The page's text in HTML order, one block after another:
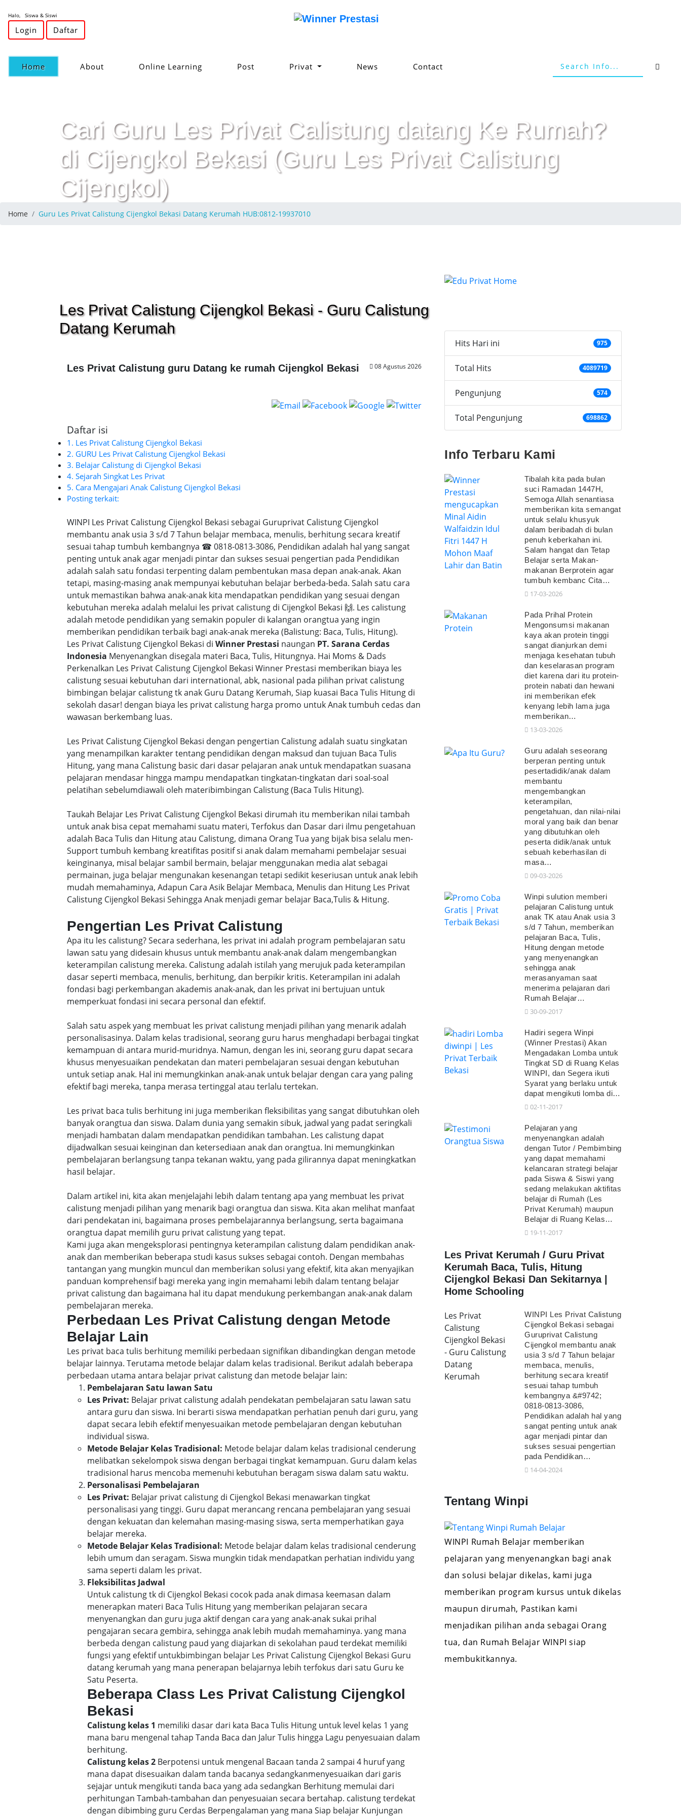
Halo, Siswa & Siswi
Login Daftar
Home(current) About Online Learning Post Privat News Contact
Cari Guru Les Privat Calistung datang Ke Rumah?
di Cijengkol Bekasi (Guru Les Privat Calistung
Cijengkol)
Home Guru Les Privat Calistung Cijengkol Bekasi Datang Kerumah HUB:0812-19937010
Les Privat Calistung Cijengkol Bekasi - Guru Calistung
Datang Kerumah
08 Agustus 2026
Les Privat Calistung guru Datang ke rumah Cijengkol Bekasi
Daftar isi
1. Les Privat Calistung Cijengkol Bekasi
2. GURU Les Privat Calistung Cijengkol Bekasi
3. Belajar Calistung di Cijengkol Bekasi
4. Sejarah Singkat Les Privat
5. Cara Mengajari Anak Calistung Cijengkol Bekasi
Posting terkait:
WINPI Les Privat Calistung Cijengkol Bekasi sebagai Guruprivat Calistung Cijengkol
membantu anak usia 3 s/d 7 Tahun belajar membaca, menulis, berhitung secara kreatif
sesuai tahap tumbuh kembangnya ☎ 0818-0813-3086, Pendidikan adalah hal yang sangat
penting untuk anak agar menjadi pintar dan sukses sesuai pengertian pada Pendidikan
adalah salah satu fondasi terpenting dalam pembentukan masa depan anak-anak. Akan
tetapi, masing-masing anak mempunyai kebutuhan belajar berbeda-beda. Salah satu cara
untuk memastikan bahwa anak-anak kita mendapatkan pendidikan yang sesuai dengan
kebutuhan mereka adalah melalui les privat calistung di Cijengkol Bekasi 🙌. Les calistung
adalah metode pendidikan yang semakin populer di kalangan orangtua yang ingin
memberikan pendidikan terbaik bagi anak-anak mereka (Balistung: Baca, Tulis, Hitung).
Les Privat Calistung Cijengkol Bekasi di Winner Prestasi naungan PT. Sarana Cerdas
Indonesia Menyenangkan disegala materi Baca, Tulis, Hitungnya. Hai Moms & Dads
Perkenalkan Les Privat Calistung Cijengkol Bekasi Winner Prestasi memberikan biaya les
calistung sesuai kebutuhan dari international, abk, nasional pada pilihan privat calistung
bimbingan belajar calistung tk anak Guru Datang Kerumah, Siap kuasai Baca Tulis Hitung di
sekolah dasar! dengan biaya les privat calistung harga promo untuk Anak tumbuh cedas dan
wawasan berkembang luas.
Les Privat Calistung Cijengkol Bekasi dengan pengertian Calistung adalah suatu singkatan
yang menampilkan karakter tentang pendidikan dengan maksud dan tujuan Baca Tulis
Hitung, yang mana Calistung basic dari dasar pelajaran anak untuk mendapatkan suasana
pelajaran mendasar hingga mampu mendapatkan tingkatan-tingkatan dari soal-soal
pelatihan sebelumdiawali oleh materibimbingan Calistung (Baca Tulis Hitung).
Taukah Belajar Les Privat Calistung Cijengkol Bekasi dirumah itu memberikan nilai tambah
untuk anak bisa cepat memahami suatu materi, Terfokus dan Dasar dari ilmu pengetahuan
adalah Baca Tulis dan Hitung atau Calistung, dimana Orang Tua yang bijak bisa selalu men-
Support tumbuh kembang kreatifitas positif si anak dalam memahami pembelajar sesuai
keinginanya, misal belajar sambil bermain, belajar menggunakan media alat sebagai
permainan, juga belajar mengunakan kesenangan tetapi sedikit keseriusan untuk anak lebih
mudah memahaminya, Adapun Cara Asik Belajar Membaca, Menulis dan Hitung Les Privat
Calistung Cijengkol Bekasi Sehingga Anak menjadi gemar belajar Baca,Tulis & Hitung.
Pengertian Les Privat Calistung
Apa itu les calistung? Secara sederhana, les privat ini adalah program pembelajaran satu
lawan satu yang didesain khusus untuk membantu anak-anak dalam mengembangkan
keterampilan calistung mereka. Calistung adalah istilah yang merujuk pada keterampilan
dasar seperti membaca, menulis, berhitung, dan berpikir kritis. Keterampilan ini adalah
fondasi bagi perkembangan akademis anak-anak, dan les privat ini bertujuan untuk
memperkuat fondasi ini secara personal dan efektif.
Salah satu aspek yang membuat les privat calistung menjadi pilihan yang menarik adalah
personalisasinya. Dalam kelas tradisional, seorang guru harus menghadapi berbagai tingkat
kemampuan di antara murid-muridnya. Namun, dengan les ini, seorang guru dapat secara
khusus menyesuaikan pendekatan dan materi pembelajaran sesuai dengan kebutuhan
untuk setiap anak. Hal ini memungkinkan anak-anak untuk belajar dengan cara yang paling
efektif bagi mereka, tanpa merasa tertinggal atau terlalu tertekan.
Les privat baca tulis berhitung ini juga memberikan fleksibilitas yang sangat dibutuhkan oleh
banyak orangtua dan siswa. Dalam dunia yang semakin sibuk, jadwal yang padat seringkali
menjadi hambatan dalam mendapatkan pendidikan tambahan. Les calistung dapat
dijadwalkan sesuai keinginan dan ketersediaan anak dan orangtua. Ini memungkinkan
pembelajaran berlangsung tanpa tekanan waktu, yang pada gilirannya dapat meningkatkan
hasil belajar.
Dalam artikel ini, kita akan menjelajahi lebih dalam tentang apa yang membuat les privat
calistung menjadi pilihan yang menarik bagi orangtua dan siswa. Kita akan melihat manfaat
dari pendekatan ini, bagaimana proses pembelajarannya berlangsung, serta bagaimana
orangtua dapat memilih guru privat calistung yang tepat.
Kami juga akan mengeksplorasi pentingnya keterampilan calistung dalam pendidikan anak-
anak dan memberikan beberapa studi kasus sukses sebagai contoh. Dengan membahas
tantangan yang mungkin muncul dan memberikan solusi yang efektif, kita akan menyajikan
panduan komprehensif bagi mereka yang ingin memahami lebih dalam tentang belajar
privat calistung dan bagaimana hal itu dapat mendukung perkembangan anak-anak dalam
pembelajaran mereka.
Perbedaan Les Privat Calistung dengan Metode
Belajar Lain
Les privat baca tulis berhitung memiliki perbedaan signifikan dibandingkan dengan metode
belajar lainnya. Terutama metode belajar dalam kelas tradisional. Berikut adalah beberapa
perbedaan utama antara belajar privat calistung dan metode belajar lain:
Pembelajaran Satu lawan Satu
Les Privat: Belajar privat calistung adalah pendekatan pembelajaran satu lawan satu
antara guru dan siswa. Ini berarti siswa mendapatkan perhatian penuh dari guru, yang
dapat secara lebih efektif menyesuaikan metode pembelajaran dengan kebutuhan
individual siswa.
Metode Belajar Kelas Tradisional: Metode belajar dalam kelas tradisional cenderung
melibatkan sekelompok siswa dengan berbagai tingkat kemampuan. Guru dalam kelas
tradisional harus mencoba memenuhi kebutuhan beragam siswa dalam satu waktu.
Personalisasi Pembelajaran
Les Privat: Belajar privat calistung di Cijengkol Bekasi menawarkan tingkat
personalisasi yang tinggi. Guru dapat merancang rencana pembelajaran yang sesuai
dengan kekuatan dan kelemahan masing-masing siswa, serta memperhatikan gaya
belajar mereka.
Metode Belajar Kelas Tradisional: Metode belajar dalam kelas tradisional cenderung
lebih umum dan seragam. Siswa mungkin tidak mendapatkan perhatian individu yang
sama seperti dalam les privat.
Fleksibilitas Jadwal
Untuk calistung tk di Cijengkol Bekasi cocok pada anak dimasa keemasan dalam
menerapkan materi Baca Tulis Hitung yang memberikan pelajaran secara
menyenangkan dan guru juga aktif dengan cara yang anak-anak sukai prihal
pengajaran secara gembira, sehingga anak lebih mudah memahaminya. yang mana
berbeda dengan calistung paud yang diajarkan di sekolahan paud terdekat memiliki
fungsi yang efektif untukbimbingan belajar Les Privat Calistung Cijengkol Bekasi Guru
datang kerumah yang mana penerapan belajarnya lebih terfokus dari satu Guru ke
Satu Peserta.
Beberapa Class Les Privat Calistung Cijengkol
Bekasi
Calistung kelas 1 memiliki dasar dari kata Baca Tulis Hitung untuk level kelas 1 yang
mana baru mengenal tahap Tanda Baca dan Jalur Tulis hingga Lagu penyesuaian dalam
berhitung.
Calistung kelas 2 Berpotensi untuk mengenal Bacaan tanda 2 sampai 4 huruf yang
mana dapat disesuaikan dalam tanda bacanya sedangkanmenyesuaikan dari garis
sejajar untuk mengikuti tanda baca yang ada sedangkan Berhitung memulai dari
perhitungan Tambah-tambahan dan penyesuaian secara bertahap. calistung terdekat
dengan dibimbing guru Cerdas Berpengalaman yang mana Siap belajar Kunjungan
Hits Hari ini 975
Total Hits 4089719
Pengunjung 574
Total Pengunjung 698862
Info Terbaru Kami
Tibalah kita pada bulan
suci Ramadan 1447H,
Semoga Allah senantiasa
memberikan kita semangat
untuk selalu khusyuk
dalam beribadah di bulan
penuh keberkahan ini.
Salam hangat dan Tetap
Belajar serta Makan-
makanan Berprotein agar
tumbuh kembanc Cita…
17-03-2026
Pada Prihal Protein
Mengonsumsi makanan
kaya akan protein tinggi
sangat dianjurkan demi
menjaga kesehatan tubuh
dan keselarasan program
diet karena dari itu protein-
protein nabati dan hewani
ini memberikan efek
kenyang lebih lama juga
memberikan…
13-03-2026
Guru adalah seseorang
berperan penting untuk
pesertadidik/anak dalam
membantu
mengembangkan
keterampilan,
pengetahuan, dan nilai-nilai
moral yang baik dan benar
yang dibutuhkan oleh
peserta didik/anak untuk
sebuah keberhasilan di
masa…
09-03-2026
Winpi sulution memberi
pelajaran Calistung untuk
anak TK atau Anak usia 3
s/d 7 Tahun, memberikan
pelajaran Baca, Tulis,
Hitung dengan metode
yang menyenangkan
sehingga anak
merasanyaman saat
menerima pelajaran dari
Rumah Belajar…
30-09-2017
Hadiri segera Winpi
(Winner Prestasi) Akan
Mengadakan Lomba untuk
Tingkat SD di Ruang Kelas
WINPI, dan Segera ikuti
Syarat yang berlaku untuk
dapat mengikuti lomba di…
02-11-2017
Pelajaran yang
menyenangkan adalah
dengan Tutor / Pembimbing
yang dapat memahami
kelancaran strategi belajar
pada Siswa & Siswi yang
sedang melakukan aktifitas
belajar di Rumah (Les
Privat Kerumah) maupun
Belajar di Ruang Kelas…
19-11-2017
Les Privat Kerumah / Guru Privat
Kerumah Baca, Tulis, Hitung
Cijengkol Bekasi Dan Sekitarnya |
Home Schooling
Les Privat
Calistung
Cijengkol Bekasi
- Guru Calistung
Datang
Kerumah
WINPI Les Privat Calistung
Cijengkol Bekasi sebagai
Guruprivat Calistung
Cijengkol membantu anak
usia 3 s/d 7 Tahun belajar
membaca, menulis,
berhitung secara kreatif
sesuai tahap tumbuh
kembangnya &#9742;
0818-0813-3086,
Pendidikan adalah hal yang
sangat penting untuk anak
agar menjadi pintar dan
sukses sesuai pengertian
pada Pendidikan…
14-04-2024
Tentang Winpi
WINPI Rumah Belajar memberikan
pelajaran yang menyenangkan bagi anak
dan solusi belajar dikelas, kami juga
memberikan program kursus untuk dikelas
maupun dirumah, Pastikan kami
menjadikan pilihan anda sebagai Orang
tua, dan Rumah Belajar WINPI siap
membukitkannya.